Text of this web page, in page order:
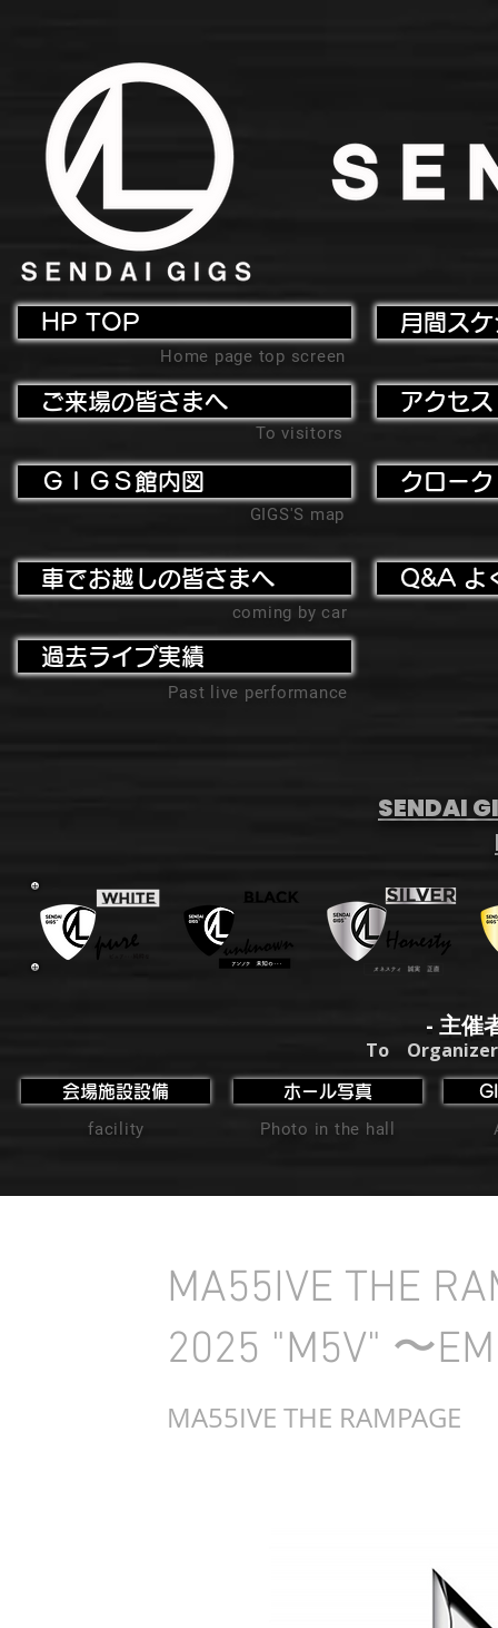
HP TOP
Home page top screen
ご来場の皆さまへ
To visitors
ＧＩＧＳ館内図
GIGS'S map
月間ス
アクセ
クローク
車でお越しの皆さまへ
coming by car
過去ライブ実績
Past live performance
Q&A よ
SENDAI
- 主催
To
会場施設設備
facility
ホール写真
Photo in the hall
MA55IVE THE
2025 "M5V" 〜
MA55IVE THE RAMPAGE